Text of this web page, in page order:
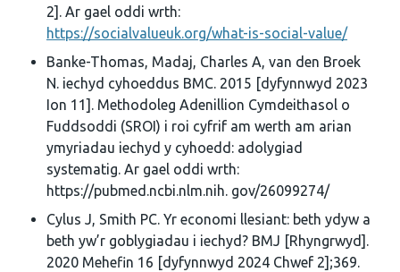
2]. Ar gael oddi wrth:
https://socialvalueuk.org/what-is-social-value/
Banke-Thomas, Madaj, Charles A, van den Broek
N. iechyd cyhoeddus BMC. 2015 [dyfynnwyd 2023
Ion 11]. Methodoleg Adenillion Cymdeithasol o
Fuddsoddi (SROI) i roi cyfrif am werth am arian
ymyriadau iechyd y cyhoedd: adolygiad
systematig. Ar gael oddi wrth:
https://pubmed.ncbi.nlm.nih. gov/26099274/
Cylus J, Smith PC. Yr economi llesiant: beth ydyw a
beth yw’r goblygiadau i iechyd? BMJ [Rhyngrwyd].
2020 Mehefin 16 [dyfynnwyd 2024 Chwef 2];369.